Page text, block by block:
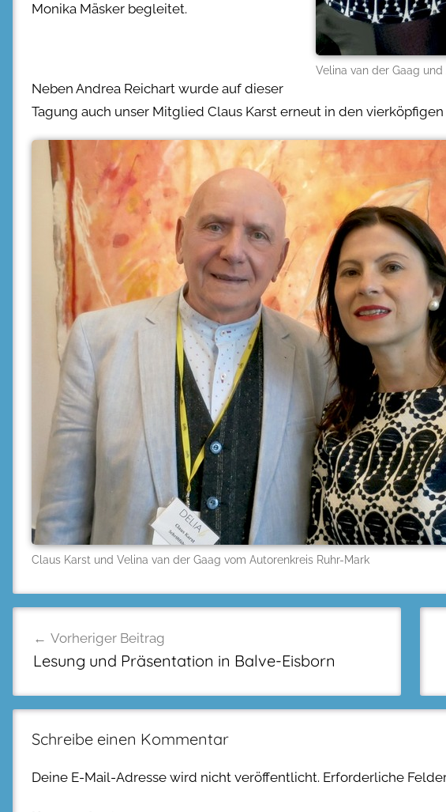
Velina van der Gaag und
Monika Mäsker begleitet.
Neben Andrea Reichart wurde auf dieser
Tagung auch unser Mitglied Claus Karst erneut in den
Claus Karst und Velina van der Gaag vom Autorenkreis Ruhr-Mark
Vorheriger Beitrag
Lesung und Präsentation in Balve-Eisborn
Schreibe einen Kommentar
Deine E-Mail-Adresse wird nicht veröffentlicht. Erforderliche